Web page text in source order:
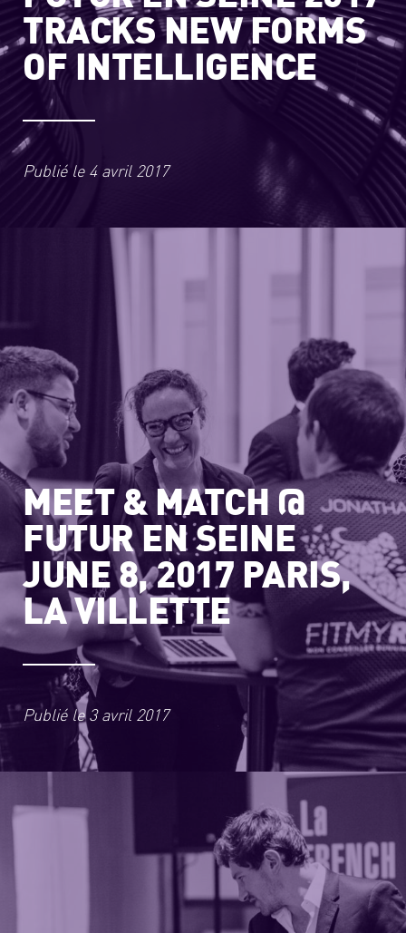
TRACKS NEW FORMS
OF INTELLIGENCE
Publié le 4 avril 2017
MEET & MATCH @
FUTUR EN SEINE
JUNE 8, 2017 PARIS,
LA VILLETTE
Publié le3 avril 2017